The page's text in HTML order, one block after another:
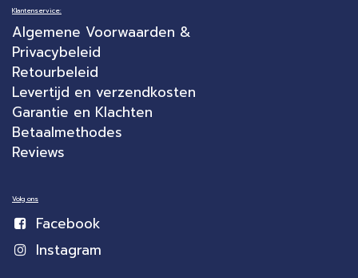
Klantenservice:
Algemene Voorwaarden &
Privacybeleid
Retourbeleid
Levertijd en verzendkosten
Garantie en Klachten
Betaalmethodes
Reviews
Volg ons
Facebook
Instagram